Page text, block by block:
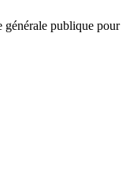
générale publique pour